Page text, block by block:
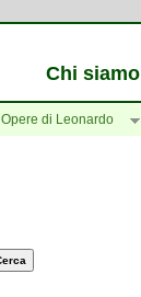
Chi siamo
Opere di Leonardo